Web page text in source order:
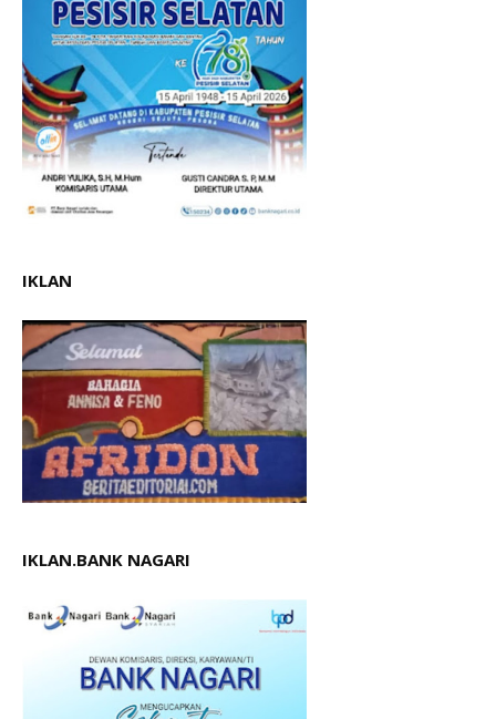
IKLAN
IKLAN.BANK NAGARI